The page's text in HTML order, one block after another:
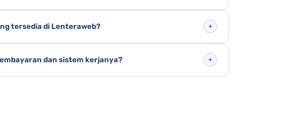
gratis dan tanpa komitmen. Anda bebas
anggaran, dan ekspektasi Anda bersama tim kami
tersedia di Lenteraweb? +
jasa pembuatan website profesional berbagai jenis, serta
yang mencakup Meta Ads, Google Ads, pengelolaan media
dan sistem kerjanya? +